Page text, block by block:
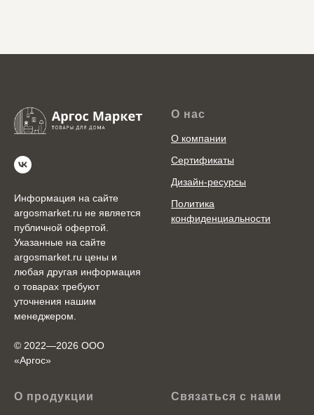
Информация на сайте
argosmarket.ru не является
публичной офертой.
Указанные на сайте
argosmarket.ru цены и
любая другая информация
о товарах требуют
уточнения нашим
менеджером.
© 2022—2026 ООО
«Аргоc»
О нас
О компании
Сертификаты
Дизайн-ресурсы
Политика
конфиденциальности
О продукции Связаться с нами